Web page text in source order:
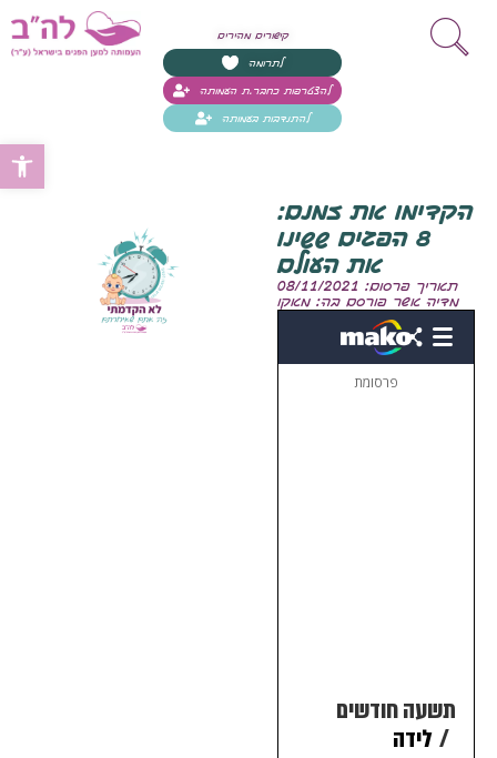
Open toolbar
קישורים מהירים
לתרומה
להצטרפות כחבר.ת העמותה
להתנדבות בעמותה
הקדימו את זמנם:
8 הפגים ששינו
את העולם
תאריך פרסום: 08/11/2021
מדיה אשר פורסם בה: מאקו